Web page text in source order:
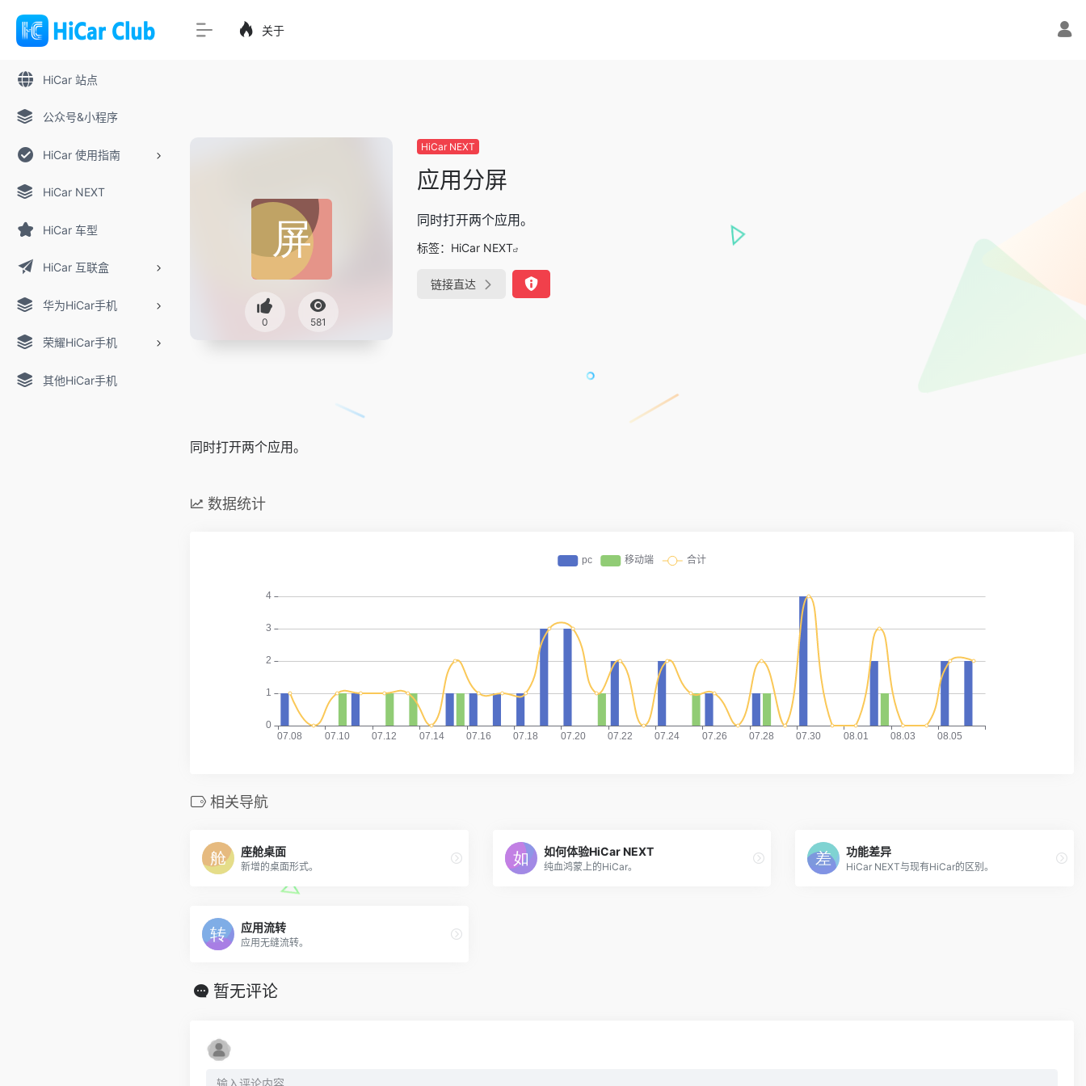
HiCar 站点
公众号&小程序
HiCar 使用指南
HiCar NEXT
HiCar 车型
HiCar 互联盒
华为HiCar手机
荣耀HiCar手机
其他HiCar手机
关于
0 581
HiCar NEXT
应用分屏
同时打开两个应用。
标签： HiCar NEXT
链接直达
同时打开两个应用。
数据统计
相关导航
座舱桌面
新增的桌面形式。
如何体验HiCar NEXT
纯血鸿蒙上的HiCar。
功能差异
HiCar NEXT与现有HiCar的区别。
应用流转
应用无缝流转。
暂无评论